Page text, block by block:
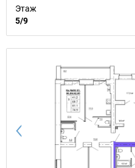
Этаж
5/9